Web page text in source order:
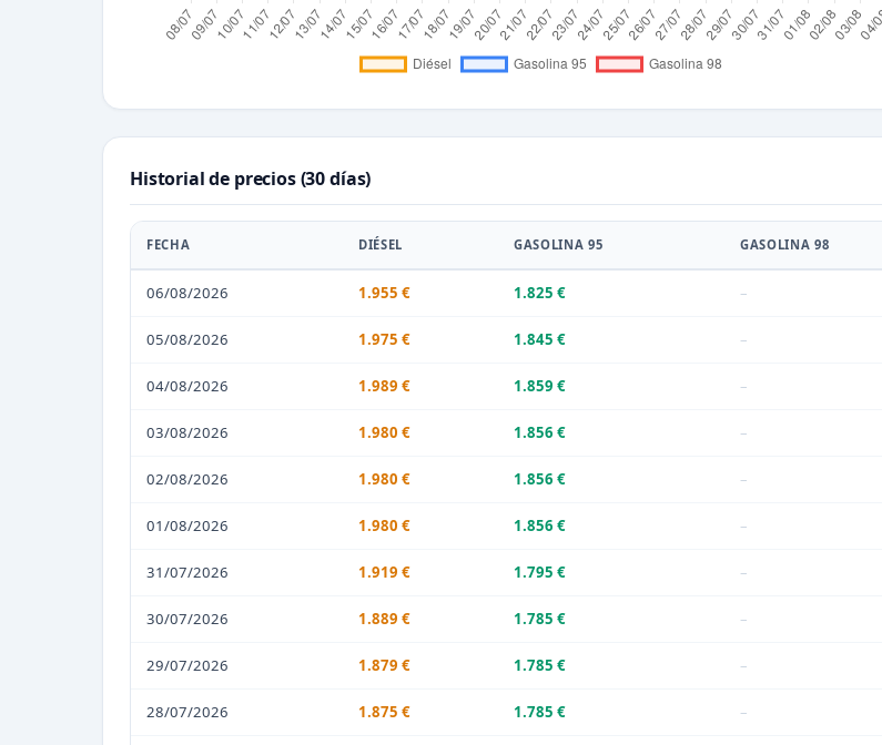
Historial de precios (30 días)
FECHA DIÉSEL GASOLINA 95 GASOLINA 98
06/08/2026 1.955 € 1.825 € –
05/08/2026 1.975 € 1.845 € –
04/08/2026 1.989 € 1.859 € –
03/08/2026 1.980 € 1.856 € –
02/08/2026 1.980 € 1.856 € –
01/08/2026 1.980 € 1.856 € –
31/07/2026 1.919 € 1.795 € –
30/07/2026 1.889 € 1.785 € –
29/07/2026 1.879 € 1.785 € –
28/07/2026 1.875 € 1.785 € –